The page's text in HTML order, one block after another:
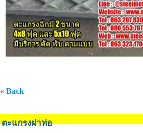
« Back
ตะแกรงฝาท่อ